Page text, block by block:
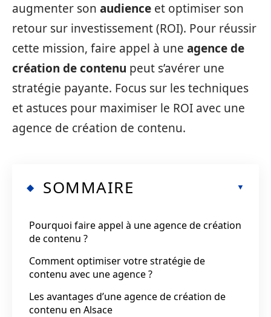
augmenter son audience et optimiser son
retour sur investissement (ROI). Pour réussir
cette mission, faire appel à une agence de
création de contenu peut s’avérer une
stratégie payante. Focus sur les techniques
et astuces pour maximiser le ROI avec une
agence de création de contenu.
SOMMAIRE
Pourquoi faire appel à une agence de création
de contenu ?
Comment optimiser votre stratégie de
contenu avec une agence ?
Les avantages d’une agence de création de
contenu en Alsace